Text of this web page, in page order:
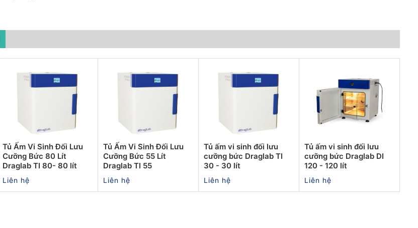
Tủ Ấm Vi Sinh Đối Lưu
Cưỡng Bức 80 Lít
Draglab TI 80- 80 lít
Liên hệ
Tủ Ấm Vi Sinh Đối Lưu
Cưỡng Bức 55 Lít
Draglab TI 55
Liên hệ
Tủ ấm vi sinh đối lưu
cưỡng bức Draglab TI
30 - 30 lít
Liên hệ
Tủ ấm vi sinh đối lưu
cưỡng bức Draglab DI
120 - 120 lít
Liên hệ